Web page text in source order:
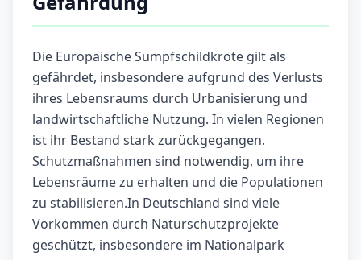
Die Europäische Sumpfschildkröte gilt als
gefährdet, insbesondere aufgrund des Verlusts
ihres Lebensraums durch Urbanisierung und
landwirtschaftliche Nutzung. In vielen Regionen
ist ihr Bestand stark zurückgegangen.
Schutzmaßnahmen sind notwendig, um ihre
Lebensräume zu erhalten und die Populationen
zu stabilisieren.In Deutschland sind viele
Vorkommen durch Naturschutzprojekte
geschützt, insbesondere im Nationalpark